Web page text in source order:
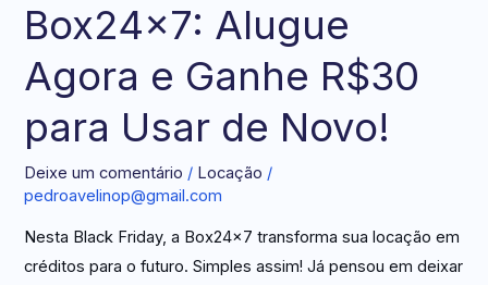
Box24x7: Alugue
Agora e Ganhe R$30
para Usar de Novo!
Deixe um comentário / Locação /
pedroavelinop@gmail.com
Nesta Black Friday, a Box24x7 transforma sua locação em
créditos para o futuro. Simples assim! Já pensou em deixar